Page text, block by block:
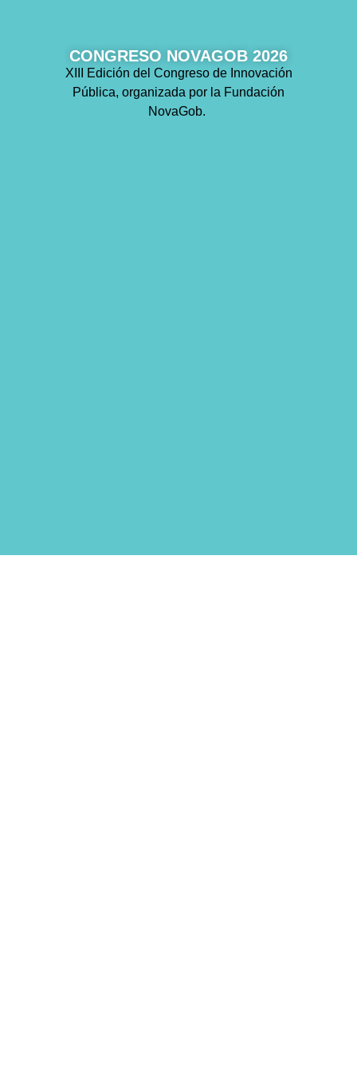
CONGRESO NOVAGOB 2026
XIII Edición del Congreso de Innovación
Pública, organizada por la Fundación
NovaGob.